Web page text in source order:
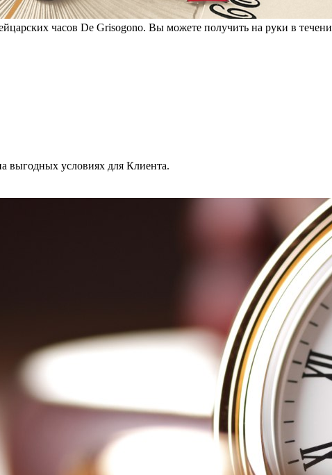
часов De Grisogono. Вы можете получить на руки в
выгодных условиях для Клиента.